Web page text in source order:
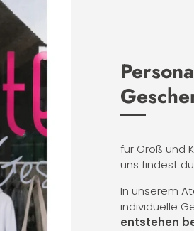
für Groß und
uns findest
In unserem
individuelle
entstehen